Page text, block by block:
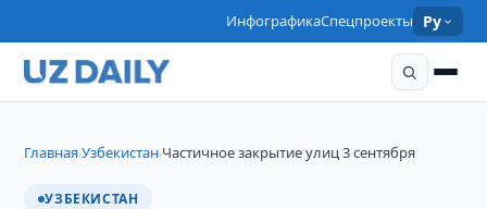
ИнфографикаСпецпроекты Ру
Главная›Узбекистан›Частичное закрытие улиц 3 сентября
УЗБЕКИСТАН